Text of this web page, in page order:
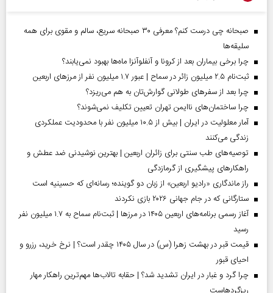
صبحانه چی درست کنم؟ معرفی ۳۰ صبحانه سریع، سالم و مقوی برای همه
سلیقه‌ها
چرا برخی بیماران بعد از کرونا و آنفلوآنزا ماه‌ها بهبود نمی‌یابند؟
ثبت‌نام ۲.۵ میلیون زائر در سماح | عبور ۱.۷ میلیون نفر از مرز‌های اربعین
چرا بعد از سفرهای طولانی گوارش‌تان به هم می‌ریزد؟
چرا ساختمان‌های ناایمن تهران تعیین تکلیف نمی‌شوند؟
آمار معلولیت در ایران | بیش از ۱۰.۵ میلیون نفر با محدودیت عملکردی
زندگی می‌کنند
توصیه‌های طب سنتی برای زائران اربعین | بهترین نوشیدنی ضد عطش و
راهکارهای پیشگیری از گرمازدگی
راز ماندگاری «رادیو اربعین» از زبان دو گوینده؛ رسانه‌ای که حسینیه است
ستارگانی که در جام جهانی ۲۰۲۶ بازی نکردند
آغاز رسمی برنامه‌های اربعین ۱۴۰۵ در مرز‌ها | ثبت‌نام سماح به ۱.۷ میلیون نفر
رسید
قیمت قبر در بهشت زهرا (س) در سال ۱۴۰۵ چقدر است؟ | نرخ خرید، رزرو و
احیای قبور
چرا گرد و غبار در ایران تشدید شد؟ | حقابه تالاب‌ها مهم‌ترین راهکار مهار